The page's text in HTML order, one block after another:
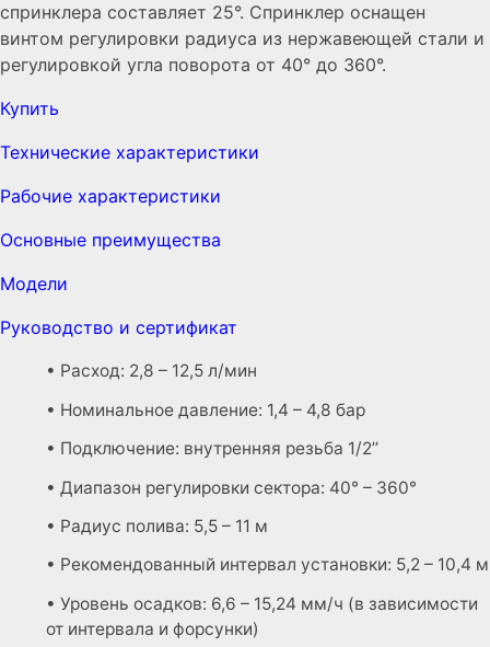
спринклера составляет 25°. Спринклер оснащен
винтом регулировки радиуса из нержавеющей стали и
регулировкой угла поворота от 40° до 360°.
Купить
Технические характеристики
Рабочие характеристики
Основные преимущества
Модели
Руководство и сертификат
• Расход: 2,8 – 12,5 л/мин
• Номинальное давление: 1,4 – 4,8 бар
• Подключение: внутренняя резьба 1/2’’
• Диапазон регулировки сектора: 40° – 360°
• Радиус полива: 5,5 – 11 м
• Рекомендованный интервал установки: 5,2 – 10,4 м
• Уровень осадков: 6,6 – 15,24 мм/ч (в зависимости
от интервала и форсунки)